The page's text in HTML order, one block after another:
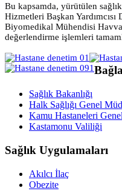
Bu kapsamda, yürütülen
Hizmetleri Başkan
Biyomedikal Mühendisi
değerlendirme işlemleri
Sağlık Bakanlığı
Halk Sağlığı Genel
Kamu Hastaneleri
Kastamonu Valiliği
Sağlık Uygulamaları
Akılcı İlaç
Obezite